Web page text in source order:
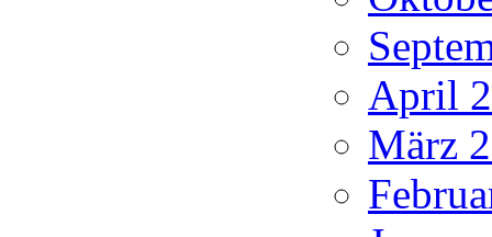
April
März